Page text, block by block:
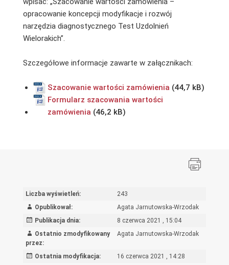
opracowanie koncepcji modyfikacje i rozwój
narzędzia diagnostycznego Test Uzdolnień
Wielorakich”.
Szczegółowe informacje zawarte w załącznikach:
Szacowanie wartości zamówienia
Formularz szacowania wartości
zamówienia
Liczba wyświetleń:
243
Opublikował:
Agata Jarnutowska-Wrzodak
Publikacja dnia:
8 czerwca 2021 , 15:04
Ostatnio zmodyfikowany
przez:
Agata Jarnutowska-Wrzodak
Ostatnia modyfikacja: 16 czerwca 2021 , 14:28